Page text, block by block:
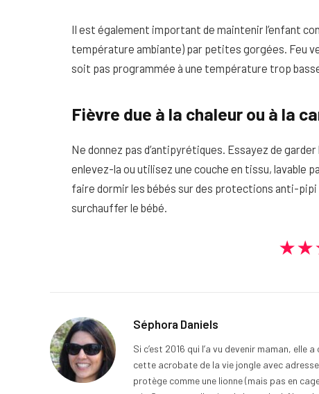
Il est également important de maintenir l’enfant
température ambiante) par petites gorgées. Feu
soit pas programmée à une température trop
Fièvre due à la chaleur ou à la
Ne donnez pas d’antipyrétiques. Essayez de
enlevez-la ou utilisez une couche en tissu, lavable
faire dormir les bébés sur des protections anti-
surchauffer le bébé.
Séphora Daniels
Si c’est 2016 qui l’a vu devenir maman,
cette acrobate de la vie jongle avec
protège comme une lionne (mais pas en